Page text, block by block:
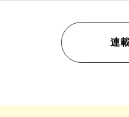
連